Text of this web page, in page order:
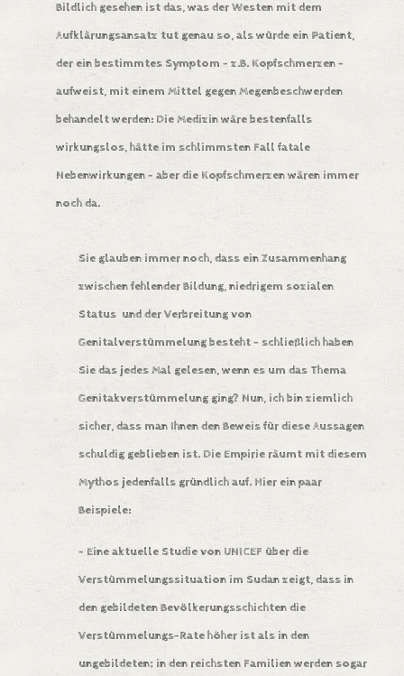
Bildlich gesehen ist das, was der Westen mit dem
Aufklärungsansatz tut genau so, als würde ein Patient,
der ein bestimmtes Symptom – z.B. Kopfschmerzen –
aufweist, mit einem Mittel gegen Megenbeschwerden
behandelt werden: Die Medizin wäre bestenfalls
wirkungslos, hätte im schlimmsten Fall fatale
Nebenwirkungen – aber die Kopfschmerzen wären immer
noch da.
Sie glauben immer noch, dass einZusammenhang
zwischen fehlender Bildung, niedrigem sozialen
Status und der Verbreitung von
Genitalverstümmelung besteht – schließlich haben
Sie das jedes Mal gelesen, wenn es um das Thema
Genitakverstümmelung ging? Nun, ich bin ziemlich
sicher, dass man Ihnen den Beweis für diese Aussagen
schuldig geblieben ist. Die Empirie räumt mit diesem
Mythos jedenfalls gründlich auf. Hier ein paar
Beispiele:
– Eine aktuelle Studie von UNICEF über die
Verstümmelungssituation im Sudanzeigt, dass in
den gebildeten Bevölkerungsschichten die
Verstümmelungs-Rate höher ist als in den
ungebildeten; in den reichsten Familien werden sogar